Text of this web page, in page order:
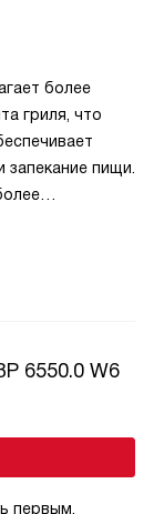
более
гриля, что
пищи.
6550.0 W6
первым.